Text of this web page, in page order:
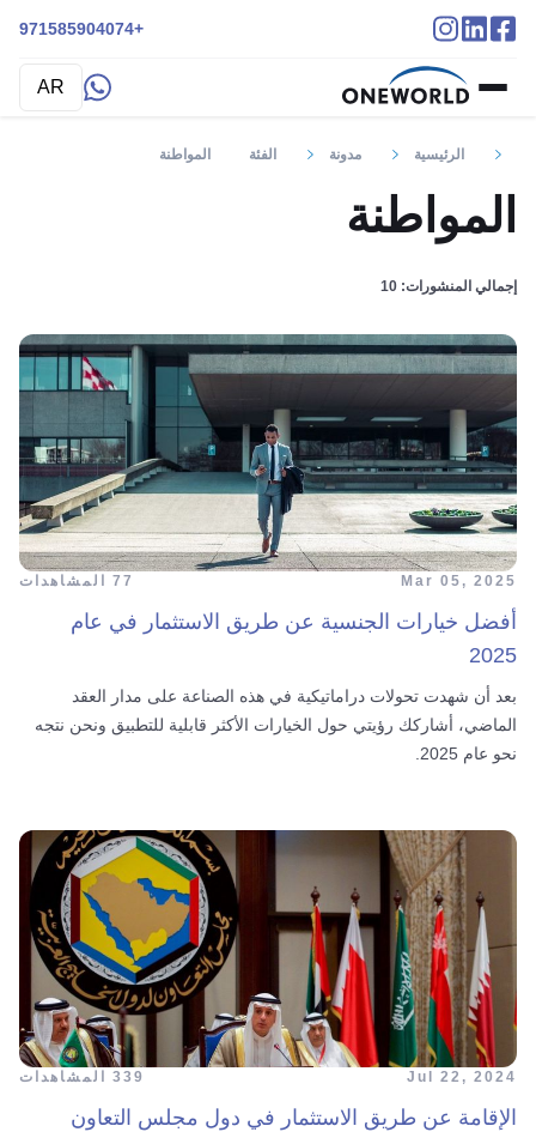
+971585904074
AR
الرئيسية مدونة الفئة المواطنة
المواطنة
إجمالي المنشورات: 10
Mar 05, 2025 77 المشاهدات
أفضل خيارات الجنسية عن طريق الاستثمار في عام
2025
بعد أن شهدت تحولات دراماتيكية في هذه الصناعة على مدار العقد
الماضي، أشاركك رؤيتي حول الخيارات الأكثر قابلية للتطبيق ونحن نتجه
نحو عام 2025.
Jul 22, 2024 339 المشاهدات
الإقامة عن طريق الاستثمار في دول مجلس التعاون